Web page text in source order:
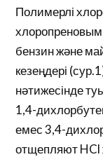
Полимерлі
хлоропреновым
бензин және
кезеңдері
нәтижесінде
1,4-
емес 3,4-
отщепляют HCl